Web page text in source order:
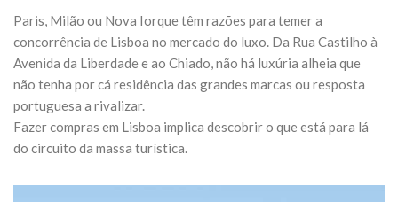
Paris, Milão ou Nova Iorque têm razões para temer a
concorrência de Lisboa no mercado do luxo. Da Rua Castilho à
Avenida da Liberdade e ao Chiado, não há luxúria alheia que
não tenha por cá residência das grandes marcas ou resposta
portuguesa a rivalizar.
Fazer compras em Lisboa implica descobrir o que está para lá
do circuito da massa turística.